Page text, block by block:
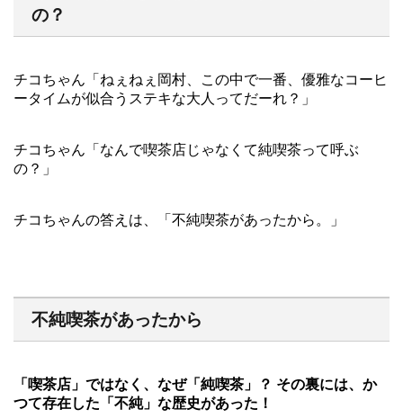
の？
チコちゃん「ねぇねぇ岡村、この中で一番、優雅なコーヒ
ータイムが似合うステキな大人ってだーれ？」
チコちゃん「なんで喫茶店じゃなくて純喫茶って呼ぶ
の？」
チコちゃんの答えは、「不純喫茶があったから。」
不純喫茶があったから
「喫茶店」ではなく、なぜ「純喫茶」？ その裏には、か
つて存在した「不純」な歴史があった！